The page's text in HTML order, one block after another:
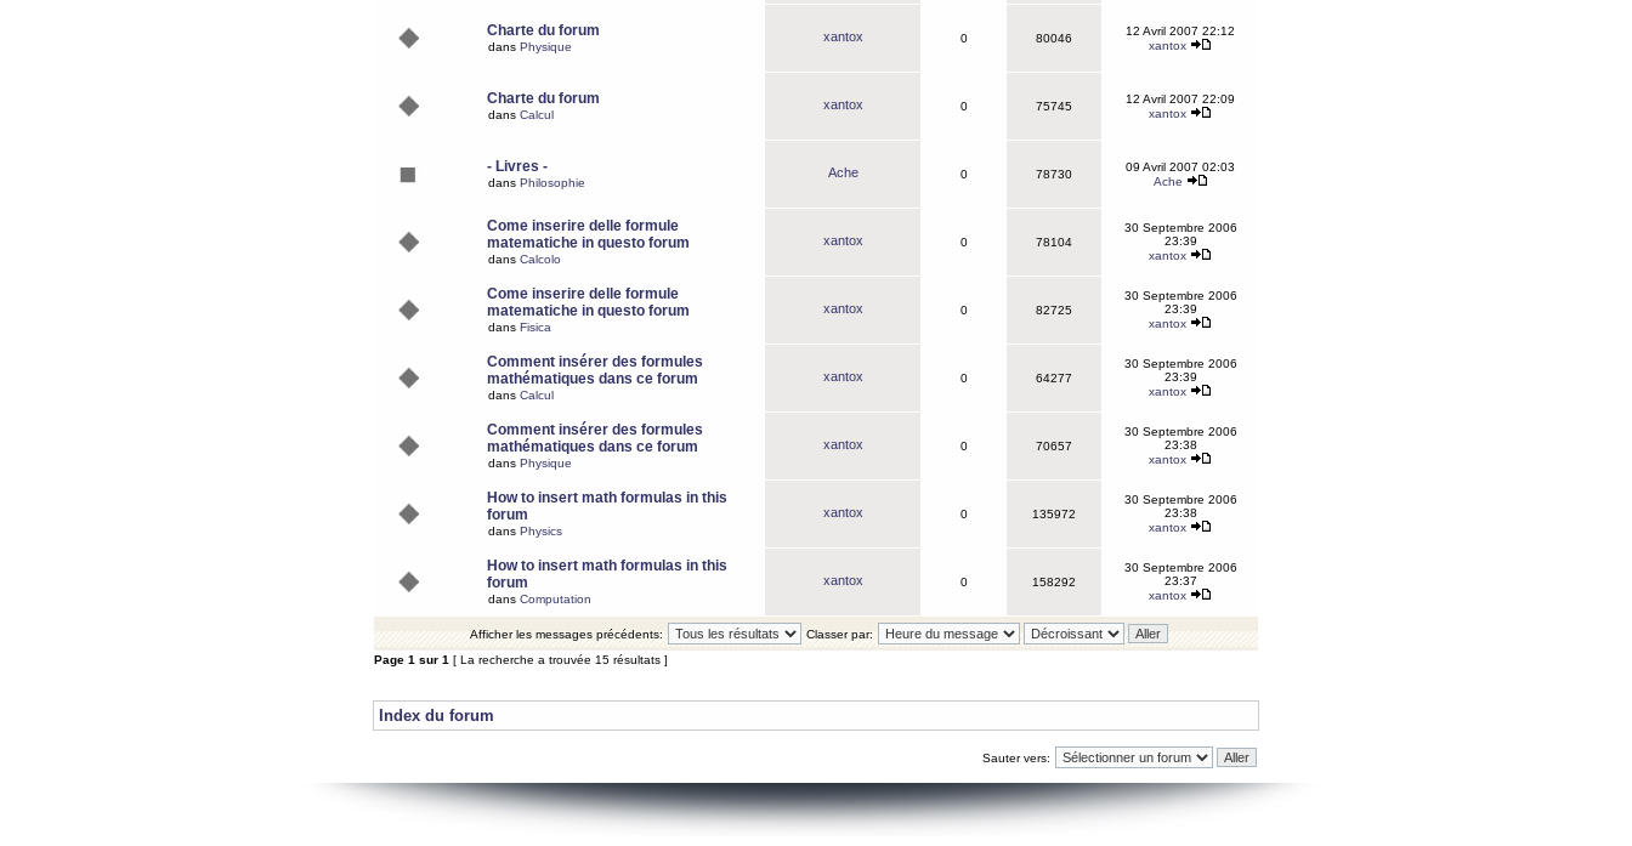
Charte du forum
dans Physique
xantox 0 80046
12 Avril 2007 22:12
xantox
Charte du forum
dans Calcul
xantox 0 75745
12 Avril 2007 22:09
xantox
- Livres -
dans Philosophie
Ache 0 78730
09 Avril 2007 02:03
Ache
Come inserire delle formule
matematiche in questo forum
dans Calcolo
xantox 0 78104
30 Septembre 2006
23:39
xantox
Come inserire delle formule
matematiche in questo forum
dans Fisica
xantox 0 82725
30 Septembre 2006
23:39
xantox
Comment insérer des formules
mathématiques dans ce forum
dans Calcul
xantox 0 64277
30 Septembre 2006
23:39
xantox
Comment insérer des formules
mathématiques dans ce forum
dans Physique
xantox 0 70657
30 Septembre 2006
23:38
xantox
How to insert math formulas in this
forum
dans Physics
xantox 0 135972
30 Septembre 2006
23:38
xantox
How to insert math formulas in this
forum
dans Computation
xantox 0 158292
30 Septembre 2006
23:37
xantox
Afficher les messages précédents:
Classer par:
Page 1 sur 1 [ La recherche a trouvée 15 résultats ]
Index du forum
Sauter vers: